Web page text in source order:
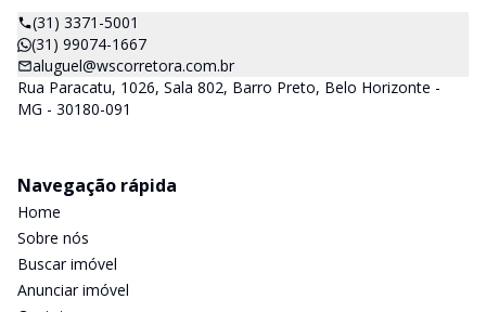
(31) 3371-5001
(31) 99074-1667
aluguel@wscorretora.com.br
Rua Paracatu, 1026, Sala 802, Barro Preto, Belo Horizonte -
MG - 30180-091
Navegação rápida
Home
Sobre nós
Buscar imóvel
Anunciar imóvel